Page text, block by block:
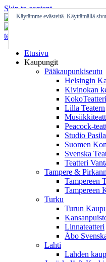
Skip to content
Etusivu
Kaupungit
Pääkaupunkiseutu
Helsingin
Kivinokan
KokoTeatteri
Lilla Teatern
Peacock-
Studio Pasila
Suomen
Svenska
Teatteri
Tampere &
Tampereen
Tampereen
Turku
Turun
Linnateatteri
Åbo
Lahti
Lahden
Käytämme evästeitä. Käyttämällä